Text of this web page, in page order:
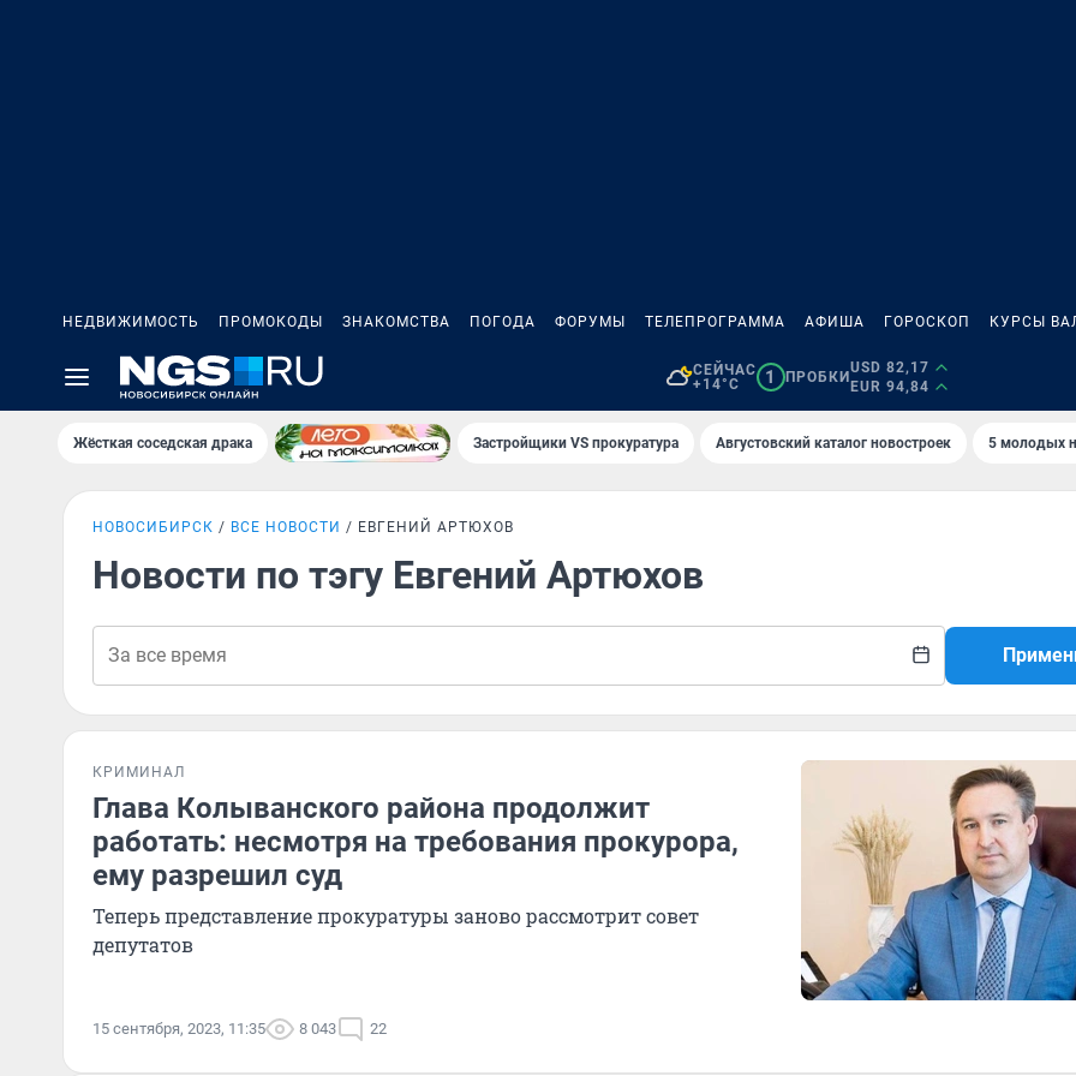
НЕДВИЖИМОСТЬ ПРОМОКОДЫ ЗНАКОМСТВА ПОГОДА ФОРУМЫ ТЕЛЕПРОГРАММА АФИША ГОРОСКОП КУРСЫ
СЕЙЧАС
+14°C
1 ПРОБКИ
USD 82,17
EUR 94,84
Жёсткая соседская драка Застройщики VS прокуратура Августовский каталог новостроек 5 молодых
НОВОСИБИРСК ВСЕ НОВОСТИ ЕВГЕНИЙ АРТЮХОВ
Новости по тэгу Евгений Артюхов
КРИМИНАЛ
Глава Колыванского района продолжит
работать: несмотря на требования прокурора,
ему разрешил суд
Теперь представление прокуратуры заново рассмотрит совет
депутатов
15 сентября, 2023, 11:35 8 043 22